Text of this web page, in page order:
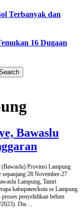
Terbanyak dan
16 Dugaan
Bawaslu
(Bawaslu) Provinsi Lampung
sepanjang 28 November-27
Lampung, Tamri
kabupaten/kota se Lampung
penyelidikan belum
2023). Dia ...